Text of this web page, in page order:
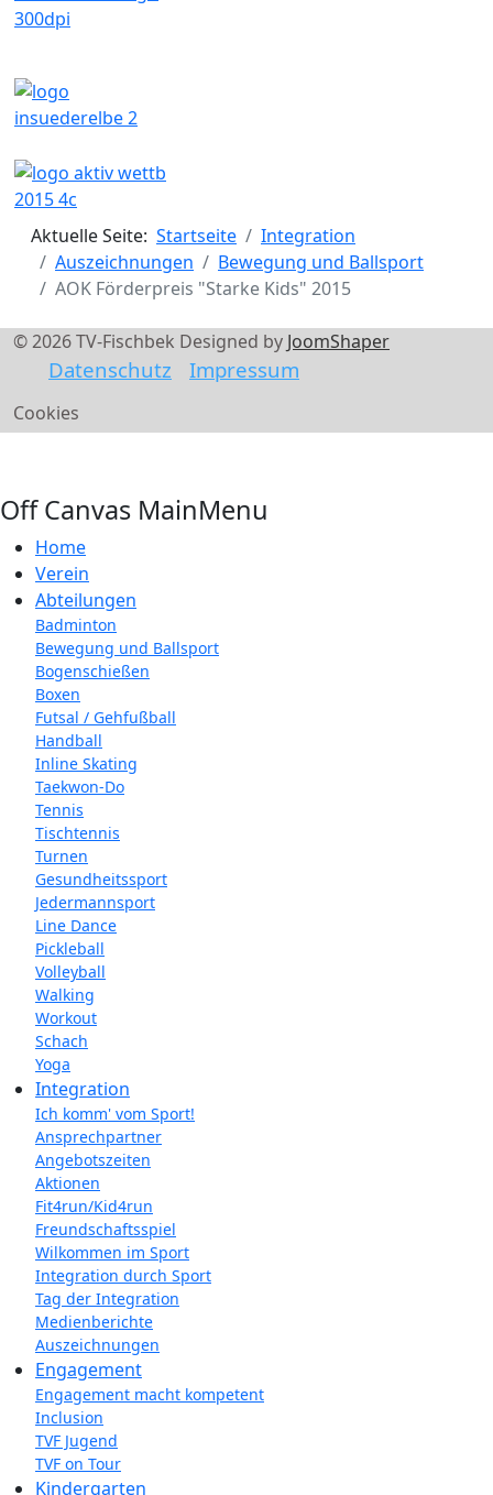
Aktuelle Seite: Startseite
Integration
Auszeichnungen
Bewegung und Ballsport
AOK Förderpreis "Starke Kids" 2015
© 2026 TV-Fischbek Designed by JoomShaper
Datenschutz Impressum
Cookies
Off Canvas MainMenu
Home
Verein
Abteilungen
Badminton
Bewegung und Ballsport
Bogenschießen
Boxen
Futsal / Gehfußball
Handball
Inline Skating
Taekwon-Do
Tennis
Tischtennis
Turnen
Gesundheitssport
Jedermannsport
Line Dance
Pickleball
Volleyball
Walking
Workout
Schach
Yoga
Integration
Ich komm' vom Sport!
Ansprechpartner
Angebotszeiten
Aktionen
Fit4run/Kid4run
Freundschaftsspiel
Wilkommen im Sport
Integration durch Sport
Tag der Integration
Medienberichte
Auszeichnungen
Engagement
Engagement macht kompetent
Inclusion
TVF Jugend
TVF on Tour
Kindergarten